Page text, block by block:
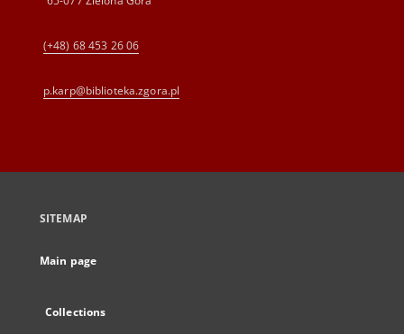
(+48) 68 453 26 06
p.karp@biblioteka.zgora.pl
SITEMAP
Main page
Collections